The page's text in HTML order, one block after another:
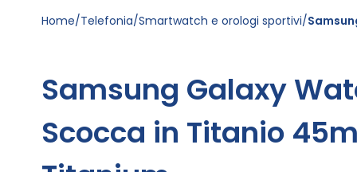
Home Telefonia Smartwatch e orologi sportivi
Samsung Galaxy
Scocca in Titanio